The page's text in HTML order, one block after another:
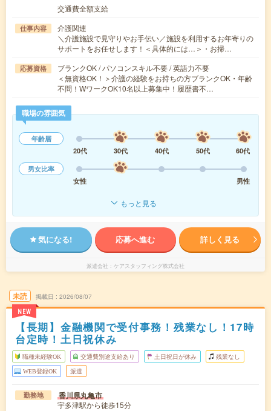
交通費全額支給
仕事内容
介護関連
＼介護施設で見守りやお手伝い／施設を利用するお年寄りの
サポートをお任せします！＜具体的には…＞・お掃…
応募資格
ブランクOK / パソコンスキル不要 / 英語力不要
＜無資格OK！＞介護の経験をお持ちの方ブランクOK・年齢
不問！WワークOK10名以上募集中！履歴書不…
職場の雰囲気
年齢層
20代
30代 40代 50代
60代
男女比率
女性
男性
もっと見る
気になる! 応募へ進む 詳しく見る
派遣会社 ケアスタッフィング株式会社
未読
NEW
掲載日 2026/08/07
【長期】金融機関で受付事務！残業なし！17時
台定時！土日祝休み
職種未経験OK 交通費別途支給あり 土日祝日が休み 残業なし
WEB登録OK 派遣
勤務地 香川県丸亀市
宇多津駅から徒歩15分